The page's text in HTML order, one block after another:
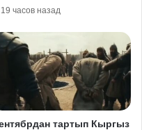
19 часов назад
тартып Кыргыз